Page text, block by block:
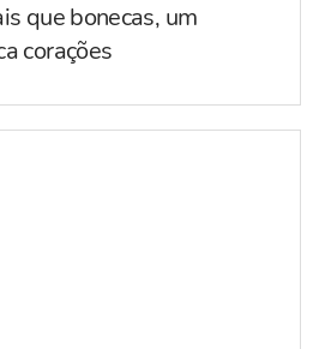
que bonecas, um
corações